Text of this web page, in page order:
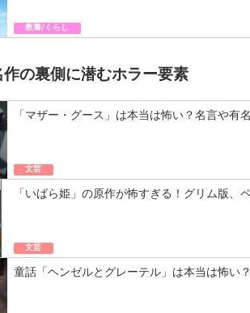
教養/くらし
の裏側に潜むホラー要素
「マザー・グース」は本当は怖い？名言や有
文芸
「いばら姫」の原作が怖すぎる！グリム版、
文芸
童話「ヘンゼルとグレーテル」は本当は怖い